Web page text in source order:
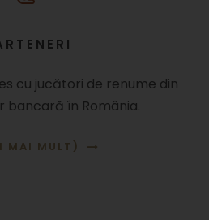
cu jucători de renume din
bancară în România.
MAI MULT)